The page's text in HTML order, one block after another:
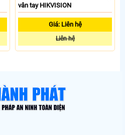
vân tay HIKVISION
Giá: Liên hệ
Liên hệ